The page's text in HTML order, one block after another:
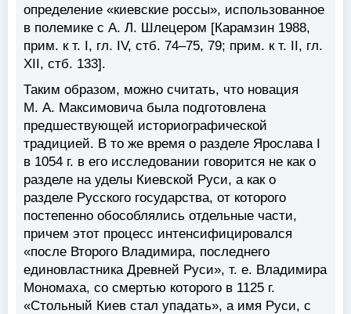
определение «киевские россы», использованное
в полемике с А. Л. Шлецером [Карамзин 1988,
прим. к т. I, гл. IV, стб. 74–75, 79; прим. к т. II, гл.
XII, стб. 133].
Таким образом, можно считать, что новация
М. А. Максимовича была подготовлена
предшествующей историографической
традицией. В то же время о разделе Ярослава I
в 1054 г. в его исследовании говорится не как о
разделе на уделы Киевской Руси, а как о
разделе Русского государства, от которого
постепенно обособлялись отдельные части,
причем этот процесс интенсифицировался
«после Второго Владимира, последнего
единовластника Древней Руси», т. е. Владимира
Мономаха, со смертью которого в 1125 г.
«Стольный Киев стал упадать», а имя Руси, c